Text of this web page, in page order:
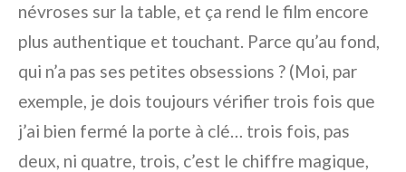
névroses sur la table, et ça rend le film encore
plus authentique et touchant. Parce qu’au fond,
qui n’a pas ses petites obsessions ? (Moi, par
exemple, je dois toujours vérifier trois fois que
j’ai bien fermé la porte à clé… trois fois, pas
deux, ni quatre, trois, c’est le chiffre magique,